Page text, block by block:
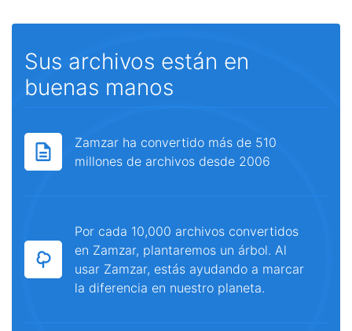
Sus archivos están en
buenas manos
Zamzar ha convertido más de 510
millones de archivos desde 2006
Por cada 10,000 archivos convertidos
en Zamzar, plantaremos un árbol. Al
usar Zamzar, estás ayudando a marcar
la diferencia en nuestro planeta.